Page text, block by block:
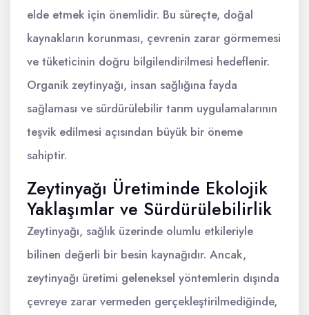
elde etmek için önemlidir. Bu süreçte, doğal
kaynakların korunması, çevrenin zarar görmemesi
ve tüketicinin doğru bilgilendirilmesi hedeflenir.
Organik zeytinyağı, insan sağlığına fayda
sağlaması ve sürdürülebilir tarım uygulamalarının
teşvik edilmesi açısından büyük bir öneme
sahiptir.
Zeytinyağı Üretiminde Ekolojik
Yaklaşımlar ve Sürdürülebilirlik
Zeytinyağı, sağlık üzerinde olumlu etkileriyle
bilinen değerli bir besin kaynağıdır. Ancak,
zeytinyağı üretimi geleneksel yöntemlerin dışında
çevreye zarar vermeden gerçekleştirilmediğinde,